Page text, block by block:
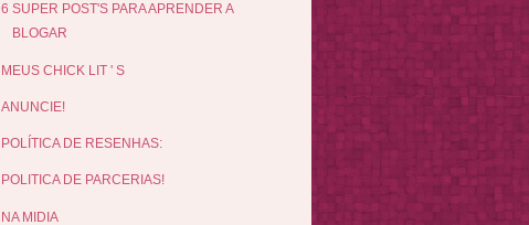
6 SUPER POST'S PARA APRENDER A
BLOGAR
MEUS CHICK LIT ' S
ANUNCIE!
POLÍTICA DE RESENHAS:
POLITICA DE PARCERIAS!
NA MIDIA